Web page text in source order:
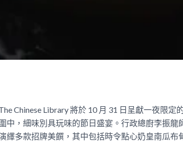
Chinese Library 將於 10 月 31 日呈獻一夜限
圍中， 細味別具玩味的節日盛宴。行政總廚李振龍
繹多款招牌美饌， 其中包括時令點心奶皇南瓜布